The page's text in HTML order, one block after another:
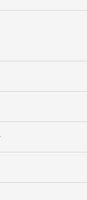
表示し、問題解決を容易にしま
ウェアは、GS1 System Symbol
たDPM要求をサポートします。
バッチ番号など全てのGS1ア
ション
暗号化され、ローカルデータ
入力パスワードの試行回数も
のWindowsで実行可能。
ンチ（76 mm）
ンチ（57.15 mm）
ンチ（44 mm）x 1.75インチ
合材料、セラミック表面のマー
、MIL-STD-130N Change 1に